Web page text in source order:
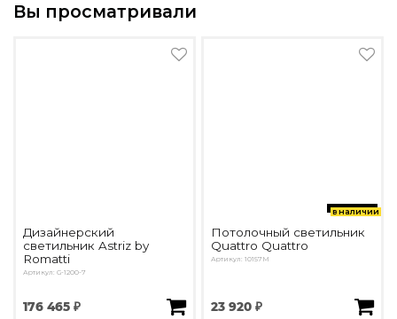
Вы просматривали
Дизайнерский
светильник Astriz by
Romatti
Артикул: G-1200-7
176 465 ₽
в наличии
Потолочный светильник
Quattro Quattro
Артикул: 10157M
23 920 ₽